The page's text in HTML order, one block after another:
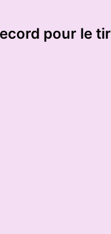
pour le tir